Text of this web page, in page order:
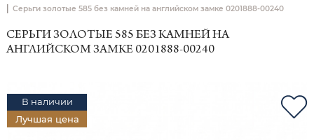
| Серьги золотые 585 без камней на английском замке 0201888-00240
СЕРЬГИ ЗОЛОТЫЕ 585 БЕЗ КАМНЕЙ НА
АНГЛИЙСКОМ ЗАМКЕ 0201888-00240
В наличии
Лучшая цена